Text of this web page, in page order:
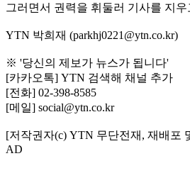
그러면서 권력을 휘둘러 기사를 지
YTN 박희재 (parkhj0221@ytn.co.kr)
※ '당신의 제보가 뉴스가 됩니다'
[카카오톡] YTN 검색해 채널 추가
[전화] 02-398-8585
[메일] social@ytn.co.kr
[저작권자(c) YTN 무단전재, 재배포
AD